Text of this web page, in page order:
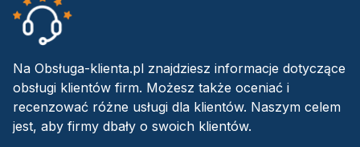
Na Obsługa-klienta.pl znajdziesz informacje dotyczące
obsługi klientów firm. Możesz także oceniać i
recenzować różne usługi dla klientów. Naszym celem
jest, aby firmy dbały o swoich klientów.